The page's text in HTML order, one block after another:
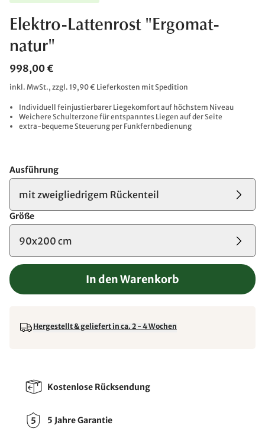
Elektro-Lattenrost "Ergomat-
natur"
998,00 €
inkl. MwSt., zzgl. 19,90 € Lieferkosten mit Spedition
Individuell feinjustierbarer Liegekomfort auf höchstem Niveau
Weichere Schulterzone für entspanntes Liegen auf der Seite
extra-bequeme Steuerung per Funkfernbedienung
Ausführung
mit zweigliedrigem Rückenteil
Größe
90x200 cm
In den Warenkorb
Hergestellt & geliefert in ca. 2 - 4 Wochen
Kostenlose Rücksendung
5 Jahre Garantie